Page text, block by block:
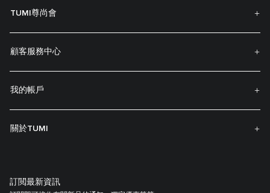
TUMI尊尚會
顧客服務中心
我的帳戶
關於TUMI
訂閲最新資訊